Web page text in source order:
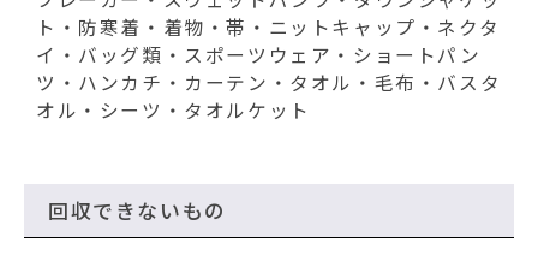
ト・防寒着・着物・帯・ニットキャップ・ネクタ
イ・バッグ類・スポーツウェア・ショートパン
ツ・ハンカチ・カーテン・タオル・毛布・バスタ
オル・シーツ・タオルケット
回収できないもの